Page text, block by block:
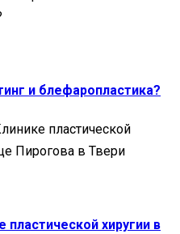
и блефаропластика?
пластической хиругии в